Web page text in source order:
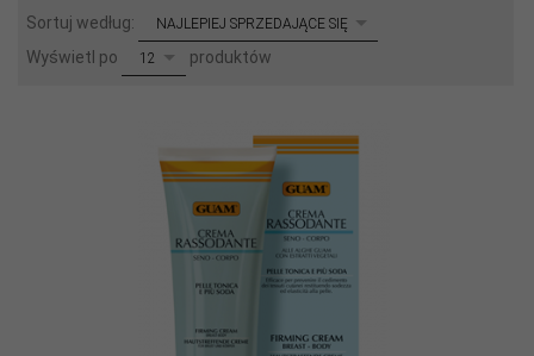
Sortuj według: sortNAJLEPIEJ SPRZEDAJĄCE SIĘ
Wyświetl po pop12 produktów